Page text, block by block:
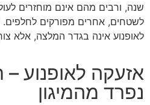
שנה, ורבים מהם אינם מוחזרים
לשטחים, אחרים מפורקים לחלפים.
לאופנוע אינה בגדר המלצה, אלא
אזעקה לאופנוע –
נפרד מהמיגון